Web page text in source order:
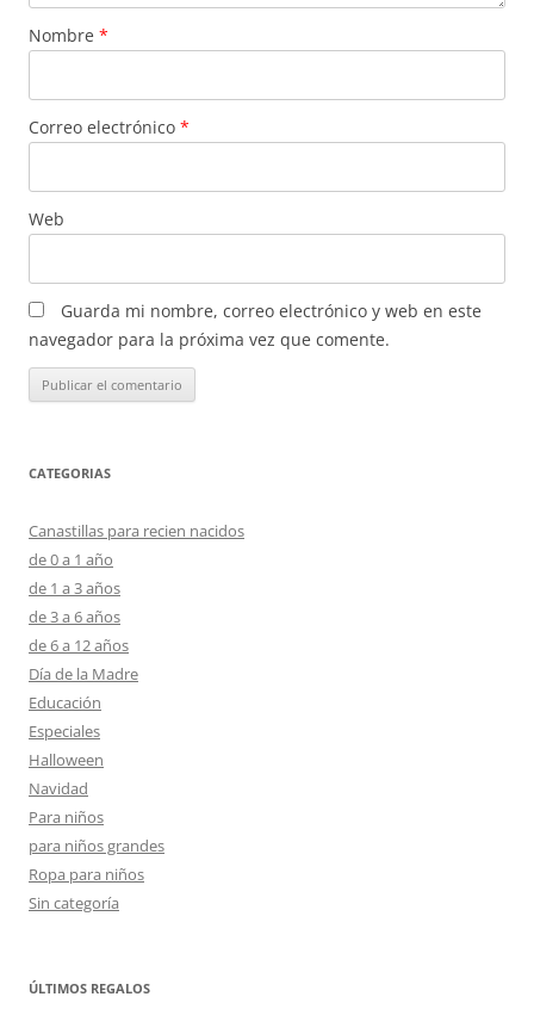
Nombre *
Correo electrónico *
Web
Guarda mi nombre, correo electrónico y web en este
navegador para la próxima vez que comente.
CATEGORIAS
Canastillas para recien nacidos
de 0 a 1 año
de 1 a 3 años
de 3 a 6 años
de 6 a 12 años
Día de la Madre
Educación
Especiales
Halloween
Navidad
Para niños
para niños grandes
Ropa para niños
Sin categoría
ÚLTIMOS REGALOS